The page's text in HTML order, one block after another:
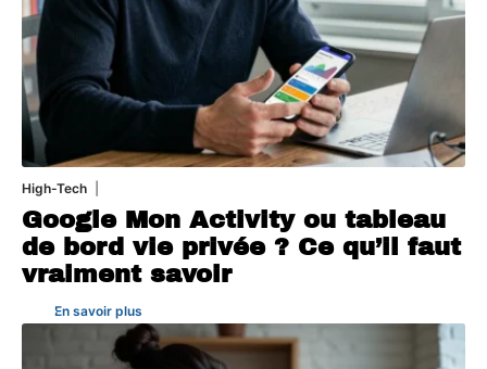
High-Tech
Google Mon Activity ou tableau
de bord vie privée ? Ce qu’il faut
vraiment savoir
En savoir plus